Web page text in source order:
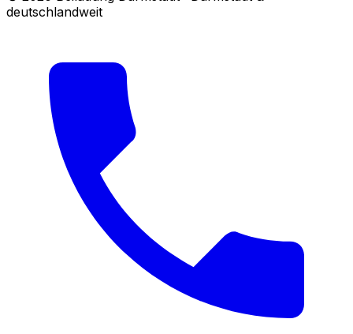
deutschlandweit